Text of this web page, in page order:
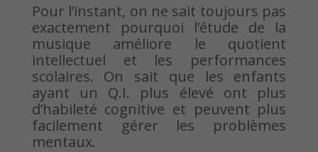
Pour l’instant, on ne sait toujours pas
exactement pourquoi l’étude de la
musique améliore le quotient
intellectuel et les performances
scolaires. On sait que les enfants
ayant un Q.I. plus élevé ont plus
d’habileté cognitive et peuvent plus
facilement gérer les problèmes
mentaux.